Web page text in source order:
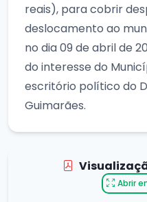
reais), para cobrir
deslocamento ao
no dia 09 de abril de
do interesse do
escritório político do
Guimarães.
Abrir